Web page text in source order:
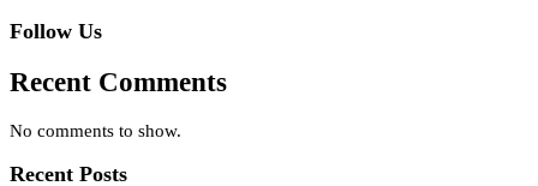
Follow Us
Recent Comments
No comments to show.
Recent Posts